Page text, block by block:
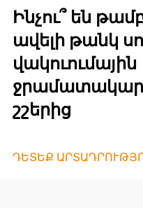
Ինչու՞ են
ավելի թանկ
վակուումային
շշերից
ԴԵՏԵՔ